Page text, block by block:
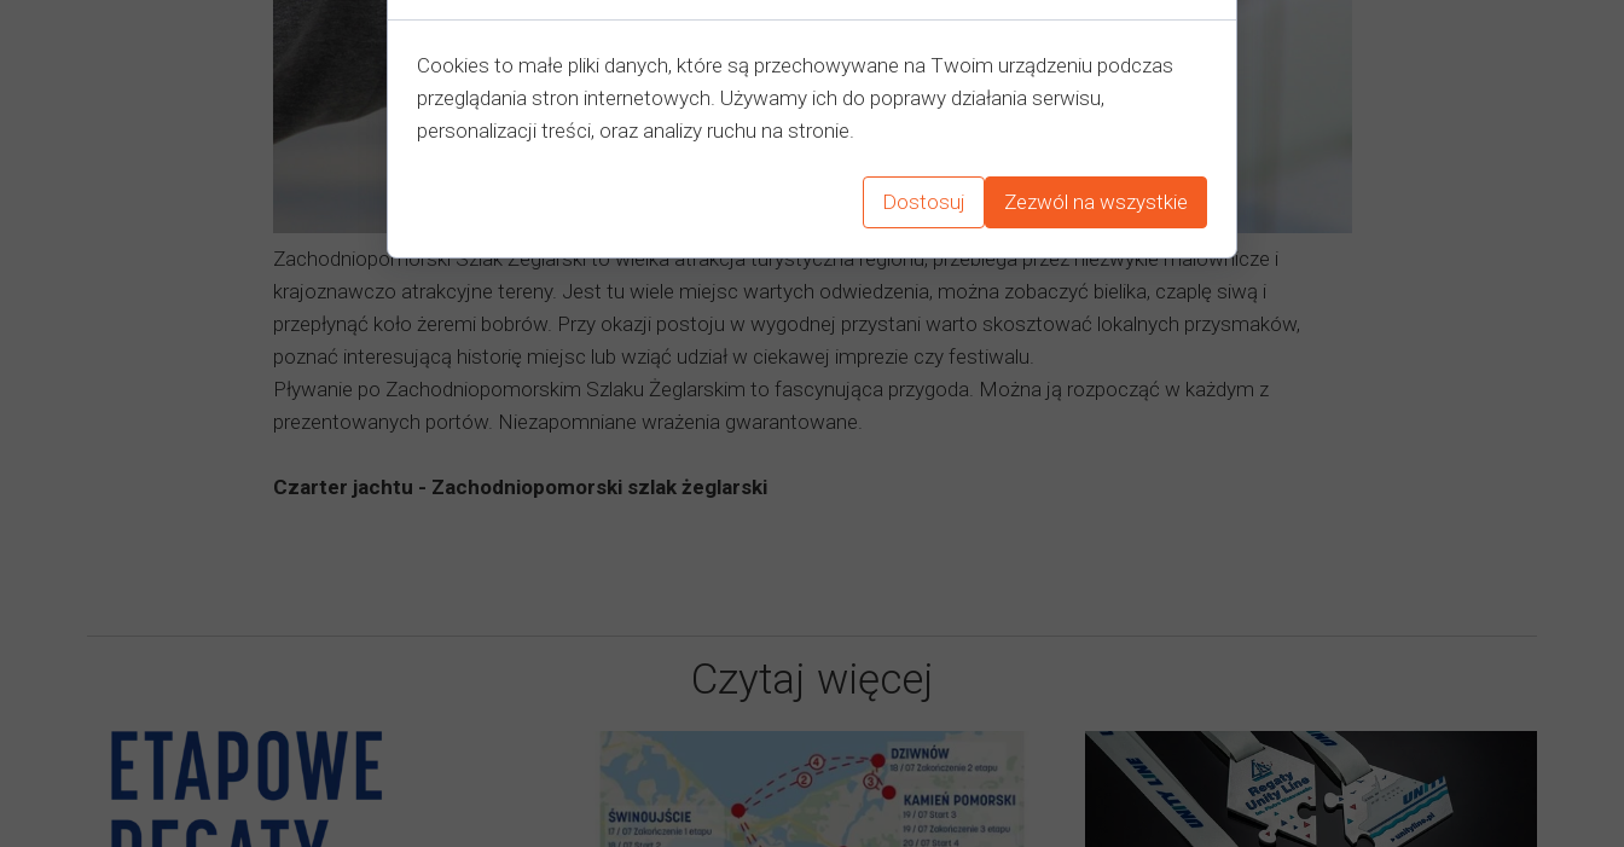
Zachodniopomorski Szlak Żeglarski to wielka atrakcja turystyczna regionu, przebiega przez niezwykle malownicze i
krajoznawczo atrakcyjne tereny. Jest tu wiele miejsc wartych odwiedzenia, można zobaczyć bielika, czaplę siwą i
przepłynąć koło żeremi bobrów. Przy okazji postoju w wygodnej przystani warto skosztować lokalnych przysmaków,
poznać interesującą historię miejsc lub wziąć udział w ciekawej imprezie czy festiwalu.
Pływanie po Zachodniopomorskim Szlaku Żeglarskim to fascynująca przygoda. Można ją rozpocząć w każdym z
prezentowanych portów. Niezapomniane wrażenia gwarantowane.
Czarter jachtu - Zachodniopomorski szlak żeglarski
Czytaj więcej
Cookies to małe pliki danych, które są przechowywane na Twoim urządzeniu podczas
przeglądania stron internetowych. Używamy ich do poprawy działania serwisu,
personalizacji treści, oraz analizy ruchu na stronie.
Dostosuj Zezwól na wszystkie